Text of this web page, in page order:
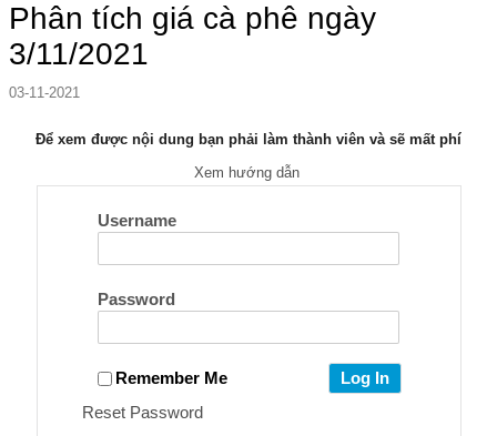
Phân tích giá cà phê ngày
3/11/2021
03-11-2021
Để xem được nội dung bạn phải làm thành viên và sẽ mất phí
Xem hướng dẫn
Username
Password
Remember Me
Reset Password